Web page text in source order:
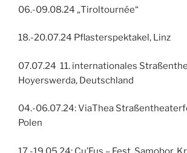
06.-09.08.24 „Tiroltournée“
18.-20.07.24 Pflasterspektakel, Linz
07.07.24 11. internationales
Hoyerswerda, Deutschland
04.-06.07.24: ViaThea
Polen